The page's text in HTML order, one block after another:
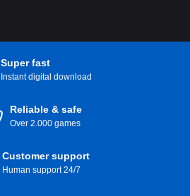
Super fast
Instant digital download
Reliable & safe
Over 2.000 games
Customer support
Human support 24/7